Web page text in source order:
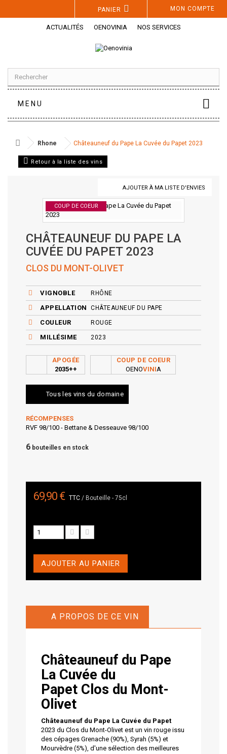
MON COMPTE
PANIER
ACTUALITÉS OENOVINIA NOS SERVICES
MENU
Rhone Châteauneuf du Pape La Cuvée du Papet 2023
AJOUTER À MA LISTE D'ENVIES
Retour à la liste des vins
COUP DE COEUR
CHÂTEAUNEUF DU PAPE LA
CUVÉE DU PAPET 2023
CLOS DU MONT-OLIVET
VIGNOBLE RHÔNE
APPELLATION CHÂTEAUNEUF DU PAPE
COULEUR ROUGE
MILLÉSIME 2023
APOGÉE
2035++
COUP DE COEUR
OENOVINIA
Tous les vins du domaine
RÉCOMPENSES
RVF 98/100 - Bettane & Desseauve 98/100
6 bouteilles en stock
69,90 € TTC/ Bouteille - 75cl
AJOUTER AU PANIER
A PROPOS DE CE VIN
Châteauneuf du Pape
La Cuvée du
Papet Clos du Mont-
Olivet
Châteauneuf du Pape La Cuvée du Papet
2023 du Clos du Mont-Olivet est un vin rouge issu
des cépages Grenache (90%), Syrah (5%) et
Mourvèdre (5%), d'une sélection des meilleures